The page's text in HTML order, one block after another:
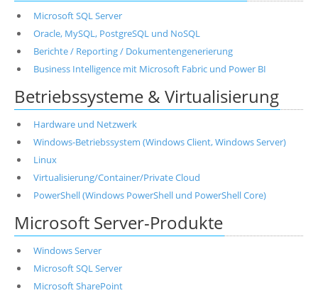
Microsoft SQL Server
Oracle, MySQL, PostgreSQL und NoSQL
Berichte / Reporting / Dokumentengenerierung
Business Intelligence mit Microsoft Fabric und Power BI
Betriebssysteme & Virtualisierung
Hardware und Netzwerk
Windows-Betriebssystem (Windows Client, Windows Server)
Linux
Virtualisierung/Container/Private Cloud
PowerShell (Windows PowerShell und PowerShell Core)
Microsoft Server-Produkte
Windows Server
Microsoft SQL Server
Microsoft SharePoint